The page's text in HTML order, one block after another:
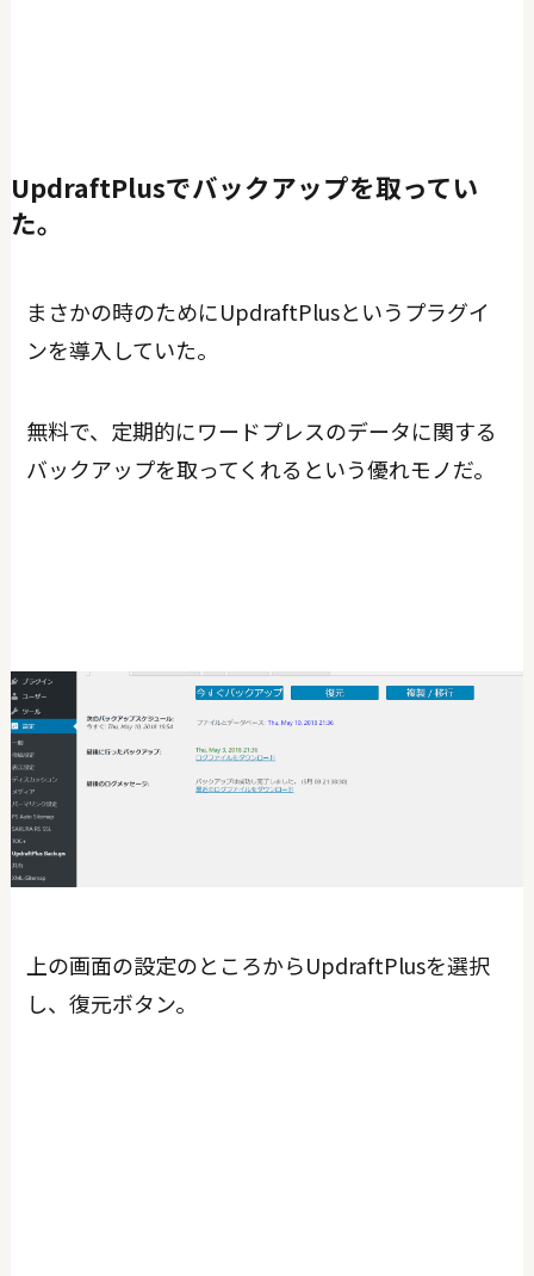
UpdraftPlusでバックアップを取ってい
た。
まさかの時のためにUpdraftPlusというプラグイ
ンを導入していた。
無料で、定期的にワードプレスのデータに関する
バックアップを取ってくれるという優れモノだ。
上の画面の設定のところからUpdraftPlusを選択
し、復元ボタン。